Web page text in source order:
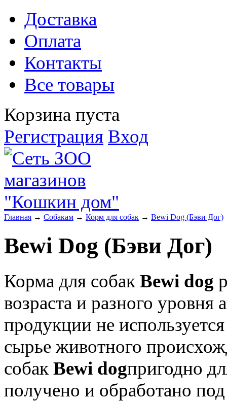
Доставка
Оплата
Контакты
Все товары
Корзина пуста
Регистрация Вход
Главная → Собакам → Корм для собак → Bewi Dog (Бэви Дог)
Bewi Dog (Бэви Дог)
Корма для собак Bewi dog
возраста и разного уровня
продукции не
сырье животного
собак Bewi dogпригодно
получено и обработано